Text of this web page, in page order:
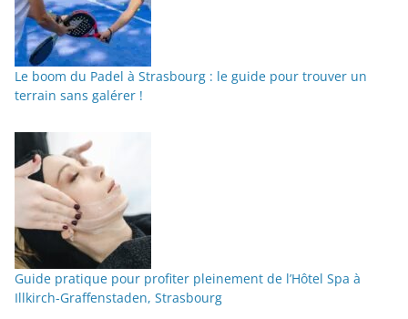
Le boom du Padel à Strasbourg : le guide pour trouver un
terrain sans galérer !
Guide pratique pour profiter pleinement de l’Hôtel Spa à
Illkirch-Graffenstaden, Strasbourg